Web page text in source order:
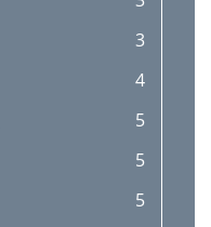
3
4
5
5
5